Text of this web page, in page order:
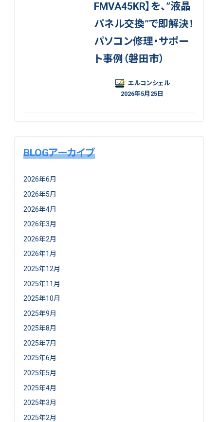
FMVA45KR】を、”液晶
パネル交換”で即解決！
パソコン修理・サポー
ト事例（磐田市）
エルコンシェル
2026年5月25日
BLOGアーカイブ
2026年6月
2026年5月
2026年4月
2026年3月
2026年2月
2026年1月
2025年12月
2025年11月
2025年10月
2025年9月
2025年8月
2025年7月
2025年6月
2025年5月
2025年4月
2025年3月
2025年2月